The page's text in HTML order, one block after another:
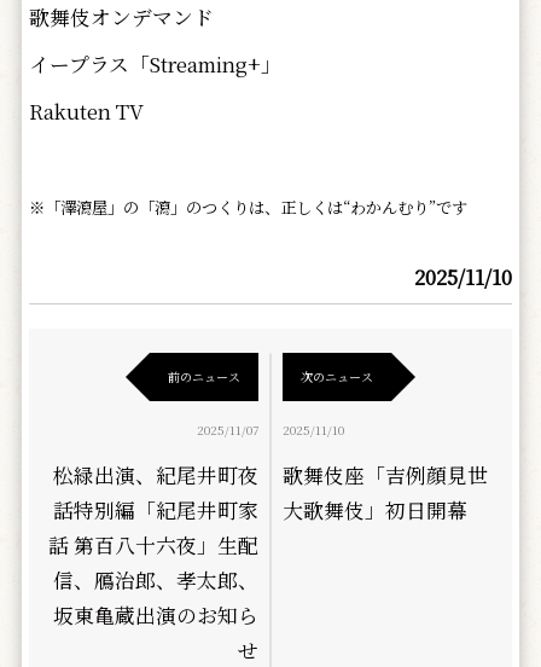
歌舞伎オンデマンド
イープラス「Streaming+」
Rakuten TV
※「澤瀉屋」の「瀉」のつくりは、正しくは“わかんむり”です
2025/11/10
前のニュース
2025/11/07
松緑出演、紀尾井町夜
話特別編「紀尾井町家
話 第百八十六夜」生配
信、鴈治郎、孝太郎、
坂東亀蔵出演のお知ら
せ
次のニュース
2025/11/10
歌舞伎座「吉例顔見世
大歌舞伎」初日開幕